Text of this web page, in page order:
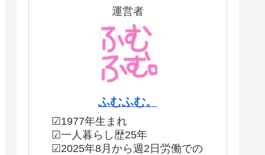
運営者
ふむふむ。
☑1977年生まれ
☑一人暮らし歴25年
☑2025年8月から週2日労働での